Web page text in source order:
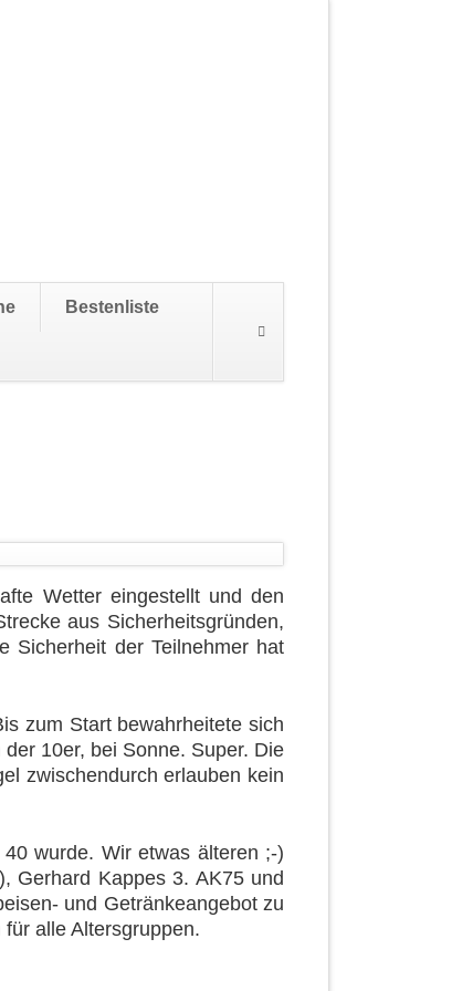
überspringen
Bestenliste
Wetter eingestellt und den
aus Sicherheitsgründen,
Sicherheit der Teilnehmer hat
zum Start bewahrheitete sich
10er, bei Sonne. Super. Die
zwischendurch erlauben kein
wurde. Wir etwas älteren ;-)
Gerhard Kappes 3. AK75 und
und Getränkeangebot zu
alle Altersgruppen.